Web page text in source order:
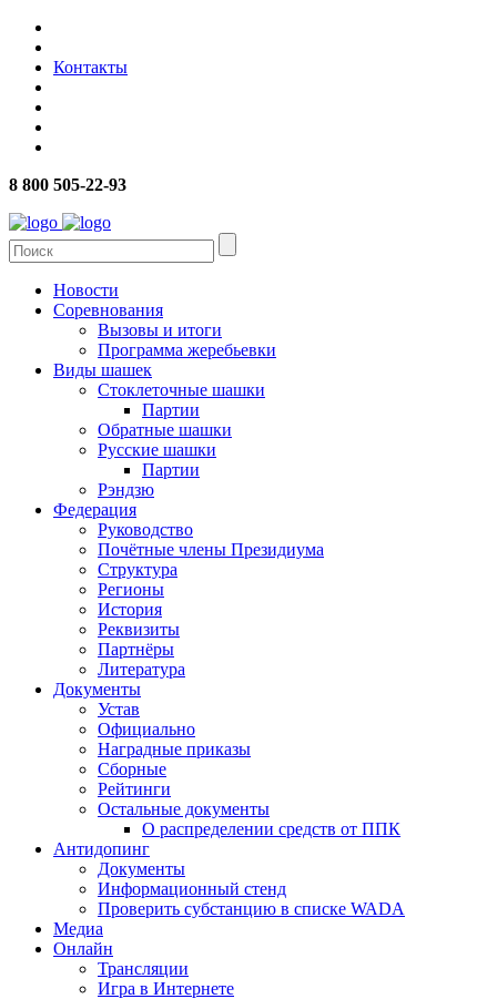
Контакты
8 800 505-22-93
Новости
Соревнования
Вызовы и итоги
Программа жеребьевки
Виды шашек
Стоклеточные шашки
Партии
Обратные шашки
Русские шашки
Партии
Рэндзю
Федерация
Руководство
Почётные члены Президиума
Структура
Регионы
История
Реквизиты
Партнёры
Литература
Документы
Устав
Официально
Наградные приказы
Сборные
Рейтинги
Остальные документы
О распределении средств от ППК
Антидопинг
Документы
Информационный стенд
Проверить субстанцию в списке WADA
Медиа
Онлайн
Трансляции
Игра в Интернете